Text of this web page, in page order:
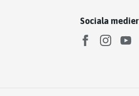
Sociala medier